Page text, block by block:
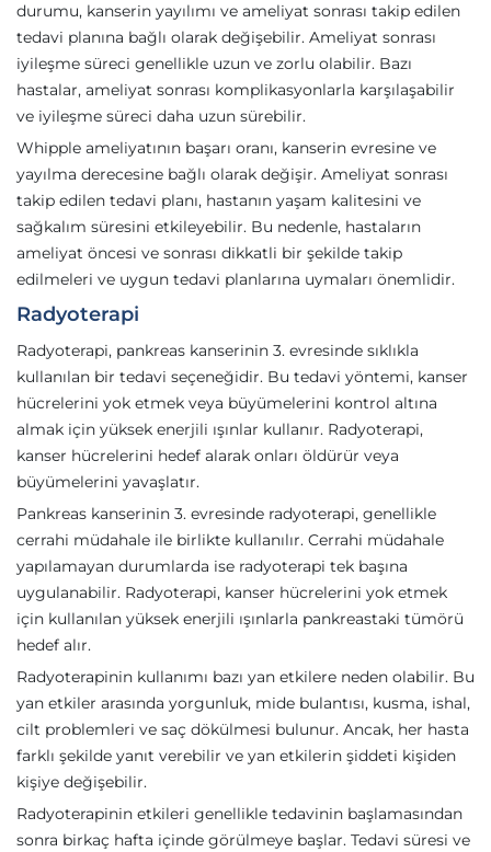
durumu, kanserin yayılımı ve ameliyat sonrası takip edilen
tedavi planına bağlı olarak değişebilir. Ameliyat sonrası
iyileşme süreci genellikle uzun ve zorlu olabilir. Bazı
hastalar, ameliyat sonrası komplikasyonlarla karşılaşabilir
ve iyileşme süreci daha uzun sürebilir.
Whipple ameliyatının başarı oranı, kanserin evresine ve
yayılma derecesine bağlı olarak değişir. Ameliyat sonrası
takip edilen tedavi planı, hastanın yaşam kalitesini ve
sağkalım süresini etkileyebilir. Bu nedenle, hastaların
ameliyat öncesi ve sonrası dikkatli bir şekilde takip
edilmeleri ve uygun tedavi planlarına uymaları önemlidir.
Radyoterapi
Radyoterapi, pankreas kanserinin 3. evresinde sıklıkla
kullanılan bir tedavi seçeneğidir. Bu tedavi yöntemi, kanser
hücrelerini yok etmek veya büyümelerini kontrol altına
almak için yüksek enerjili ışınlar kullanır. Radyoterapi,
kanser hücrelerini hedef alarak onları öldürür veya
büyümelerini yavaşlatır.
Pankreas kanserinin 3. evresinde radyoterapi, genellikle
cerrahi müdahale ile birlikte kullanılır. Cerrahi müdahale
yapılamayan durumlarda ise radyoterapi tek başına
uygulanabilir. Radyoterapi, kanser hücrelerini yok etmek
için kullanılan yüksek enerjili ışınlarla pankreastaki tümörü
hedef alır.
Radyoterapinin kullanımı bazı yan etkilere neden olabilir. Bu
yan etkiler arasında yorgunluk, mide bulantısı, kusma, ishal,
cilt problemleri ve saç dökülmesi bulunur. Ancak, her hasta
farklı şekilde yanıt verebilir ve yan etkilerin şiddeti kişiden
kişiye değişebilir.
Radyoterapinin etkileri genellikle tedavinin başlamasından
sonra birkaç hafta içinde görülmeye başlar. Tedavi süresi ve